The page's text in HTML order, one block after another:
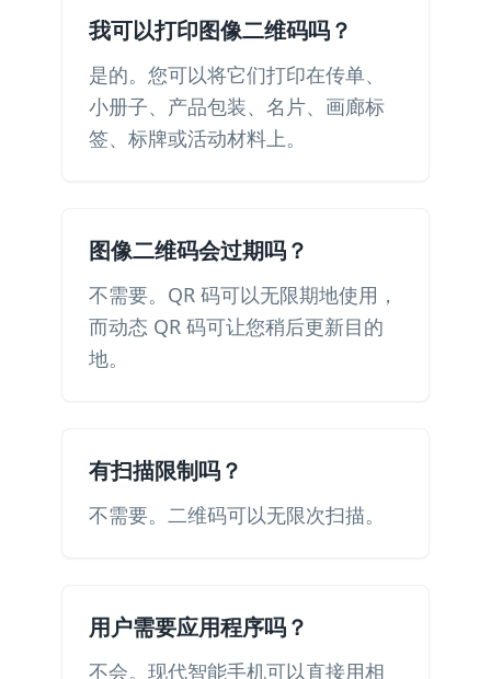
我可以打印图像二维码吗？
是的。您可以将它们打印在传单、
小册子、产品包装、名片、画廊标
签、标牌或活动材料上。
图像二维码会过期吗？
不需要。QR 码可以无限期地使用，
而动态 QR 码可让您稍后更新目的
地。
有扫描限制吗？
不需要。二维码可以无限次扫描。
用户需要应用程序吗？
不会。现代智能手机可以直接用相